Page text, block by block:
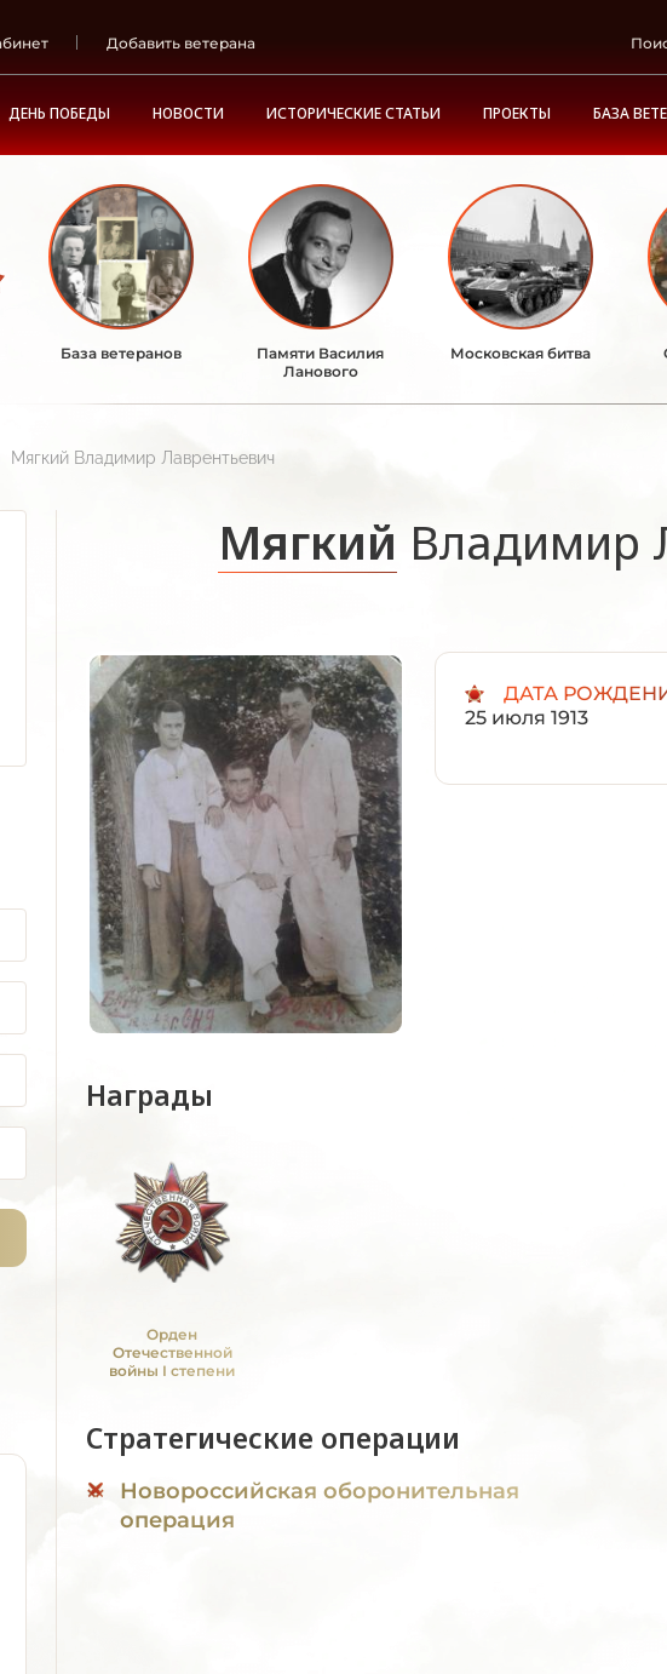
Добавить ветерана
ДЕНЬ ПОБЕДЫ НОВОСТИ ИСТОРИЧЕСКИЕ СТАТЬИ ПРОЕКТЫ БАЗА
База ветеранов
Памяти Василия
Ланового
Московская битва
Мягкий Владимир Лаврентьевич
Мягкий Владимир
ДАТА
25 июля 1913
Награды
Орден
Отечественной
войны I степени
Стратегические операции
Новороссийская оборонительная
операция